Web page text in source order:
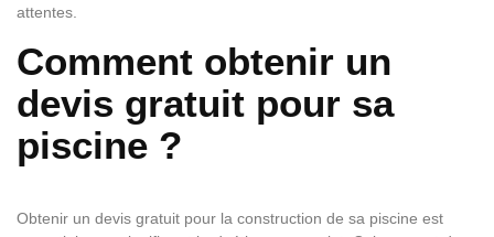
attentes.
Comment obtenir un
devis gratuit pour sa
piscine ?
Obtenir un devis gratuit pour la construction de sa piscine est